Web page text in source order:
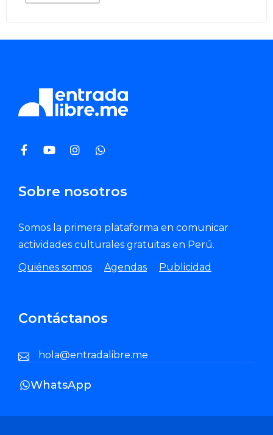
Sobre nosotros
Somos la primera plataforma en comunicar
actividades culturales gratuitas en Perú.
Quiénes somos
Agendas Publicidad
Contáctanos
hola@entradalibre.me
WhatsApp